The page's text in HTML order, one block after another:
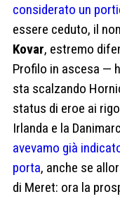
considerato un
essere ceduto, il
Kovar, estremo
Profilo in ascesa —
sta scalzando
status di eroe ai
Irlanda e la
avevamo già
porta, anche se
di Meret: ora la